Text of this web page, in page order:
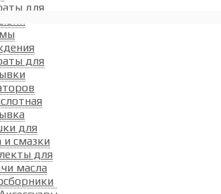
для
для
для
и смазки
для
масла